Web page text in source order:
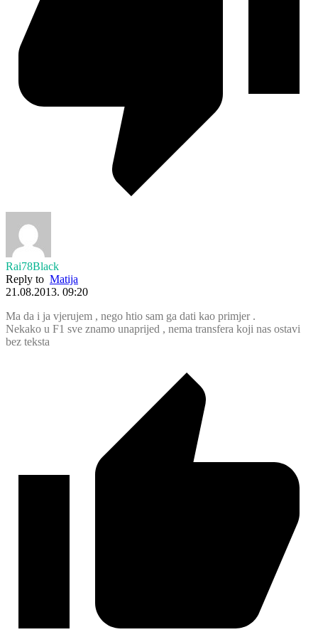
Rai78Black
Reply to Matija
21.08.2013. 09:20
Ma da i ja vjerujem , nego htio sam ga dati kao primjer .
Nekako u F1 sve znamo unaprijed , nema transfera koji nas ostavi
bez teksta